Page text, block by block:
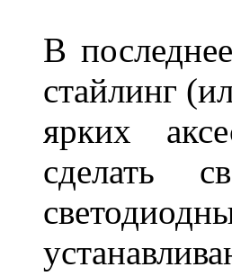
В
стайлинг
ярких
сделать